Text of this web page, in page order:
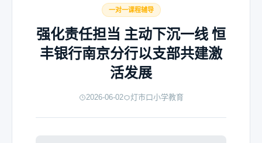
一对一课程辅导
强化责任担当 主动下沉一线 恒
丰银行南京分行以支部共建激
活发展
2026-06-02 灯市口小学教育